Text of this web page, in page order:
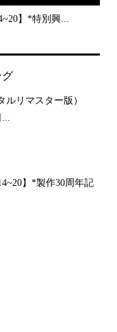
】*特別興...
グ
リマスター版）
...
】*製作30周年記